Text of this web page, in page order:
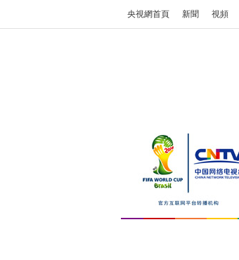
央視網首頁 新聞 視頻